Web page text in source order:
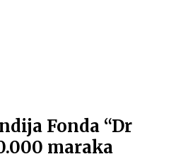
Fonda “Dr
maraka